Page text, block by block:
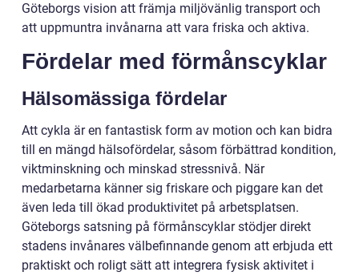
Göteborgs vision att främja miljövänlig transport och
att uppmuntra invånarna att vara friska och aktiva.
Fördelar med förmånscyklar
Hälsomässiga fördelar
Att cykla är en fantastisk form av motion och kan bidra
till en mängd hälsofördelar, såsom förbättrad kondition,
viktminskning och minskad stressnivå. När
medarbetarna känner sig friskare och piggare kan det
även leda till ökad produktivitet på arbetsplatsen.
Göteborgs satsning på förmånscyklar stödjer direkt
stadens invånares välbefinnande genom att erbjuda ett
praktiskt och roligt sätt att integrera fysisk aktivitet i